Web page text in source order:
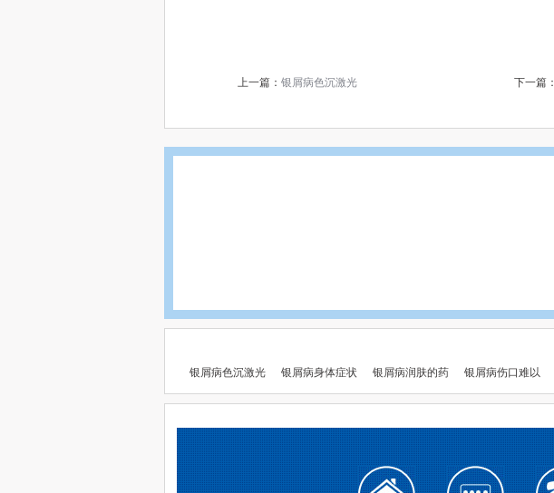
上一篇： 银屑病色沉激光 下一篇：
银屑病色沉激光 银屑病身体症状 银屑病润肤的药 银屑病伤口难以